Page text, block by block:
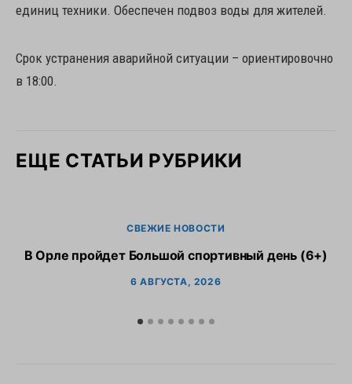
единиц техники. Обеспечен подвоз воды для жителей.
Срок устранения аварийной ситуации – ориентировочно
в 18:00.
ЕЩЕ СТАТЬИ РУБРИКИ
СВЕЖИЕ НОВОСТИ
В Орле пройдет Большой спортивный день (6+)
6 АВГУСТА, 2026